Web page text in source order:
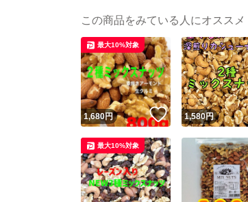
この商品をみている人にオススメ
1,680円 いいね！
最大10%対象
1,580円
最大10%対象